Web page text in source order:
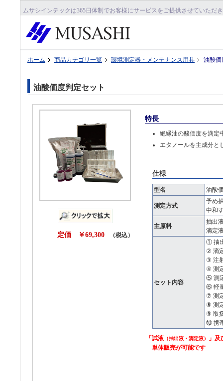
ムサシインテックは365日体制でお客様にサービスをご提供させていただ
ホーム 商品カテゴリ一覧 環境測定器・メンテナンス用具 油酸価
油酸価度判定セット
定価 ￥69,300 （税込）
特長
絶縁油の酸価度を滴定
エタノールを主成分と
仕様
型名 油酸
測定方式
予め
中和
主原料
抽出
滴定
セット内容
① 抽
② 滴
③ 注
④ 測
⑤ 測
⑥ 軽
⑦ 測
⑧ 測
⑨ 取
⑩ 携
「試液 （抽出液・滴定液）
」
単体販売が可能です